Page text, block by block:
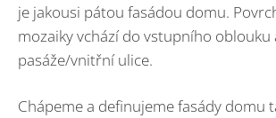
je jakousi pátou fasádou domu.
mozaiky vchází do vstupního oblouku
pasáže/vnitřní ulice.
Chápeme a definujeme fasády domu